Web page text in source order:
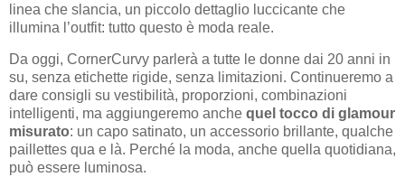
linea che slancia, un piccolo dettaglio luccicante che
illumina l’outfit: tutto questo è moda reale.
Da oggi, CornerCurvy parlerà a tutte le donne dai 20 anni in
su, senza etichette rigide, senza limitazioni. Continueremo a
dare consigli su vestibilità, proporzioni, combinazioni
intelligenti, ma aggiungeremo anche quel tocco di glamour
misurato: un capo satinato, un accessorio brillante, qualche
paillettes qua e là. Perché la moda, anche quella quotidiana,
può essere luminosa.